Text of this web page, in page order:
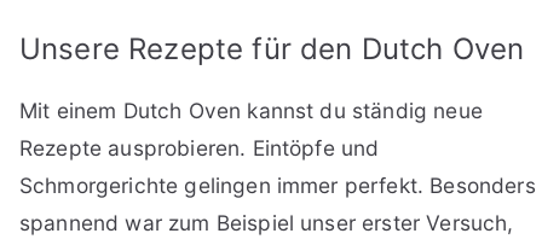
Unsere Rezepte für den Dutch Oven
Mit einem Dutch Oven kannst du ständig neue
Rezepte ausprobieren. Eintöpfe und
Schmorgerichte gelingen immer perfekt. Besonders
spannend war zum Beispiel unser erster Versuch,